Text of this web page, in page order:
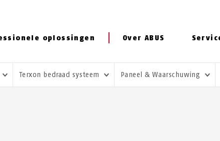
oplossingen Over ABUS
Terxon bedraad systeem Paneel & Waarschuwing